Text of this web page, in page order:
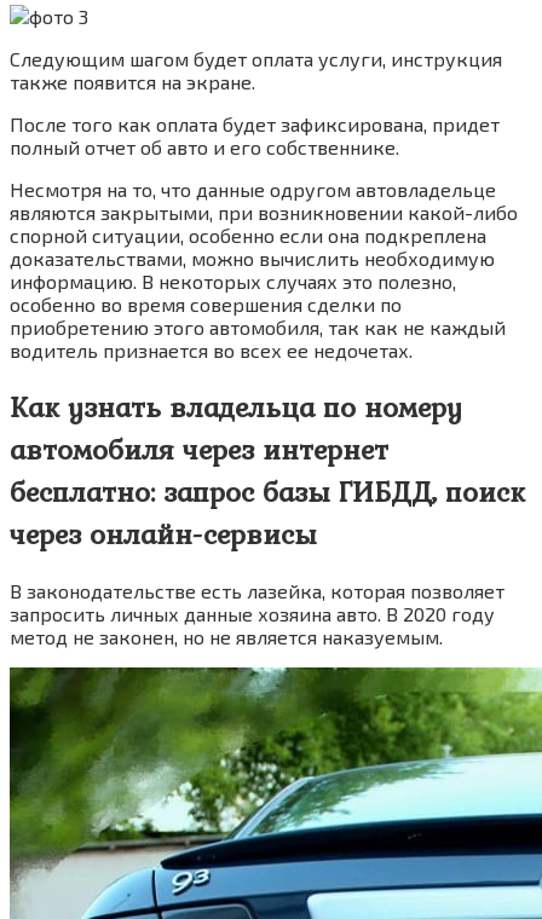
Следующим шагом будет оплата услуги, инструкция
также появится на экране.
После того как оплата будет зафиксирована, придет
полный отчет об авто и его собственнике.
Несмотря на то, что данные одругом автовладельце
являются закрытыми, при возникновении какой-либо
спорной ситуации, особенно если она подкреплена
доказательствами, можно вычислить необходимую
информацию. В некоторых случаях это полезно,
особенно во время совершения сделки по
приобретению этого автомобиля, так как не каждый
водитель признается во всех ее недочетах.
Как узнать владельца по номеру
автомобиля через интернет
бесплатно: запрос базы ГИБДД, поиск
через онлайн-сервисы
В законодательстве есть лазейка, которая позволяет
запросить личных данные хозяина авто. В 2020 году
метод не законен, но не является наказуемым.